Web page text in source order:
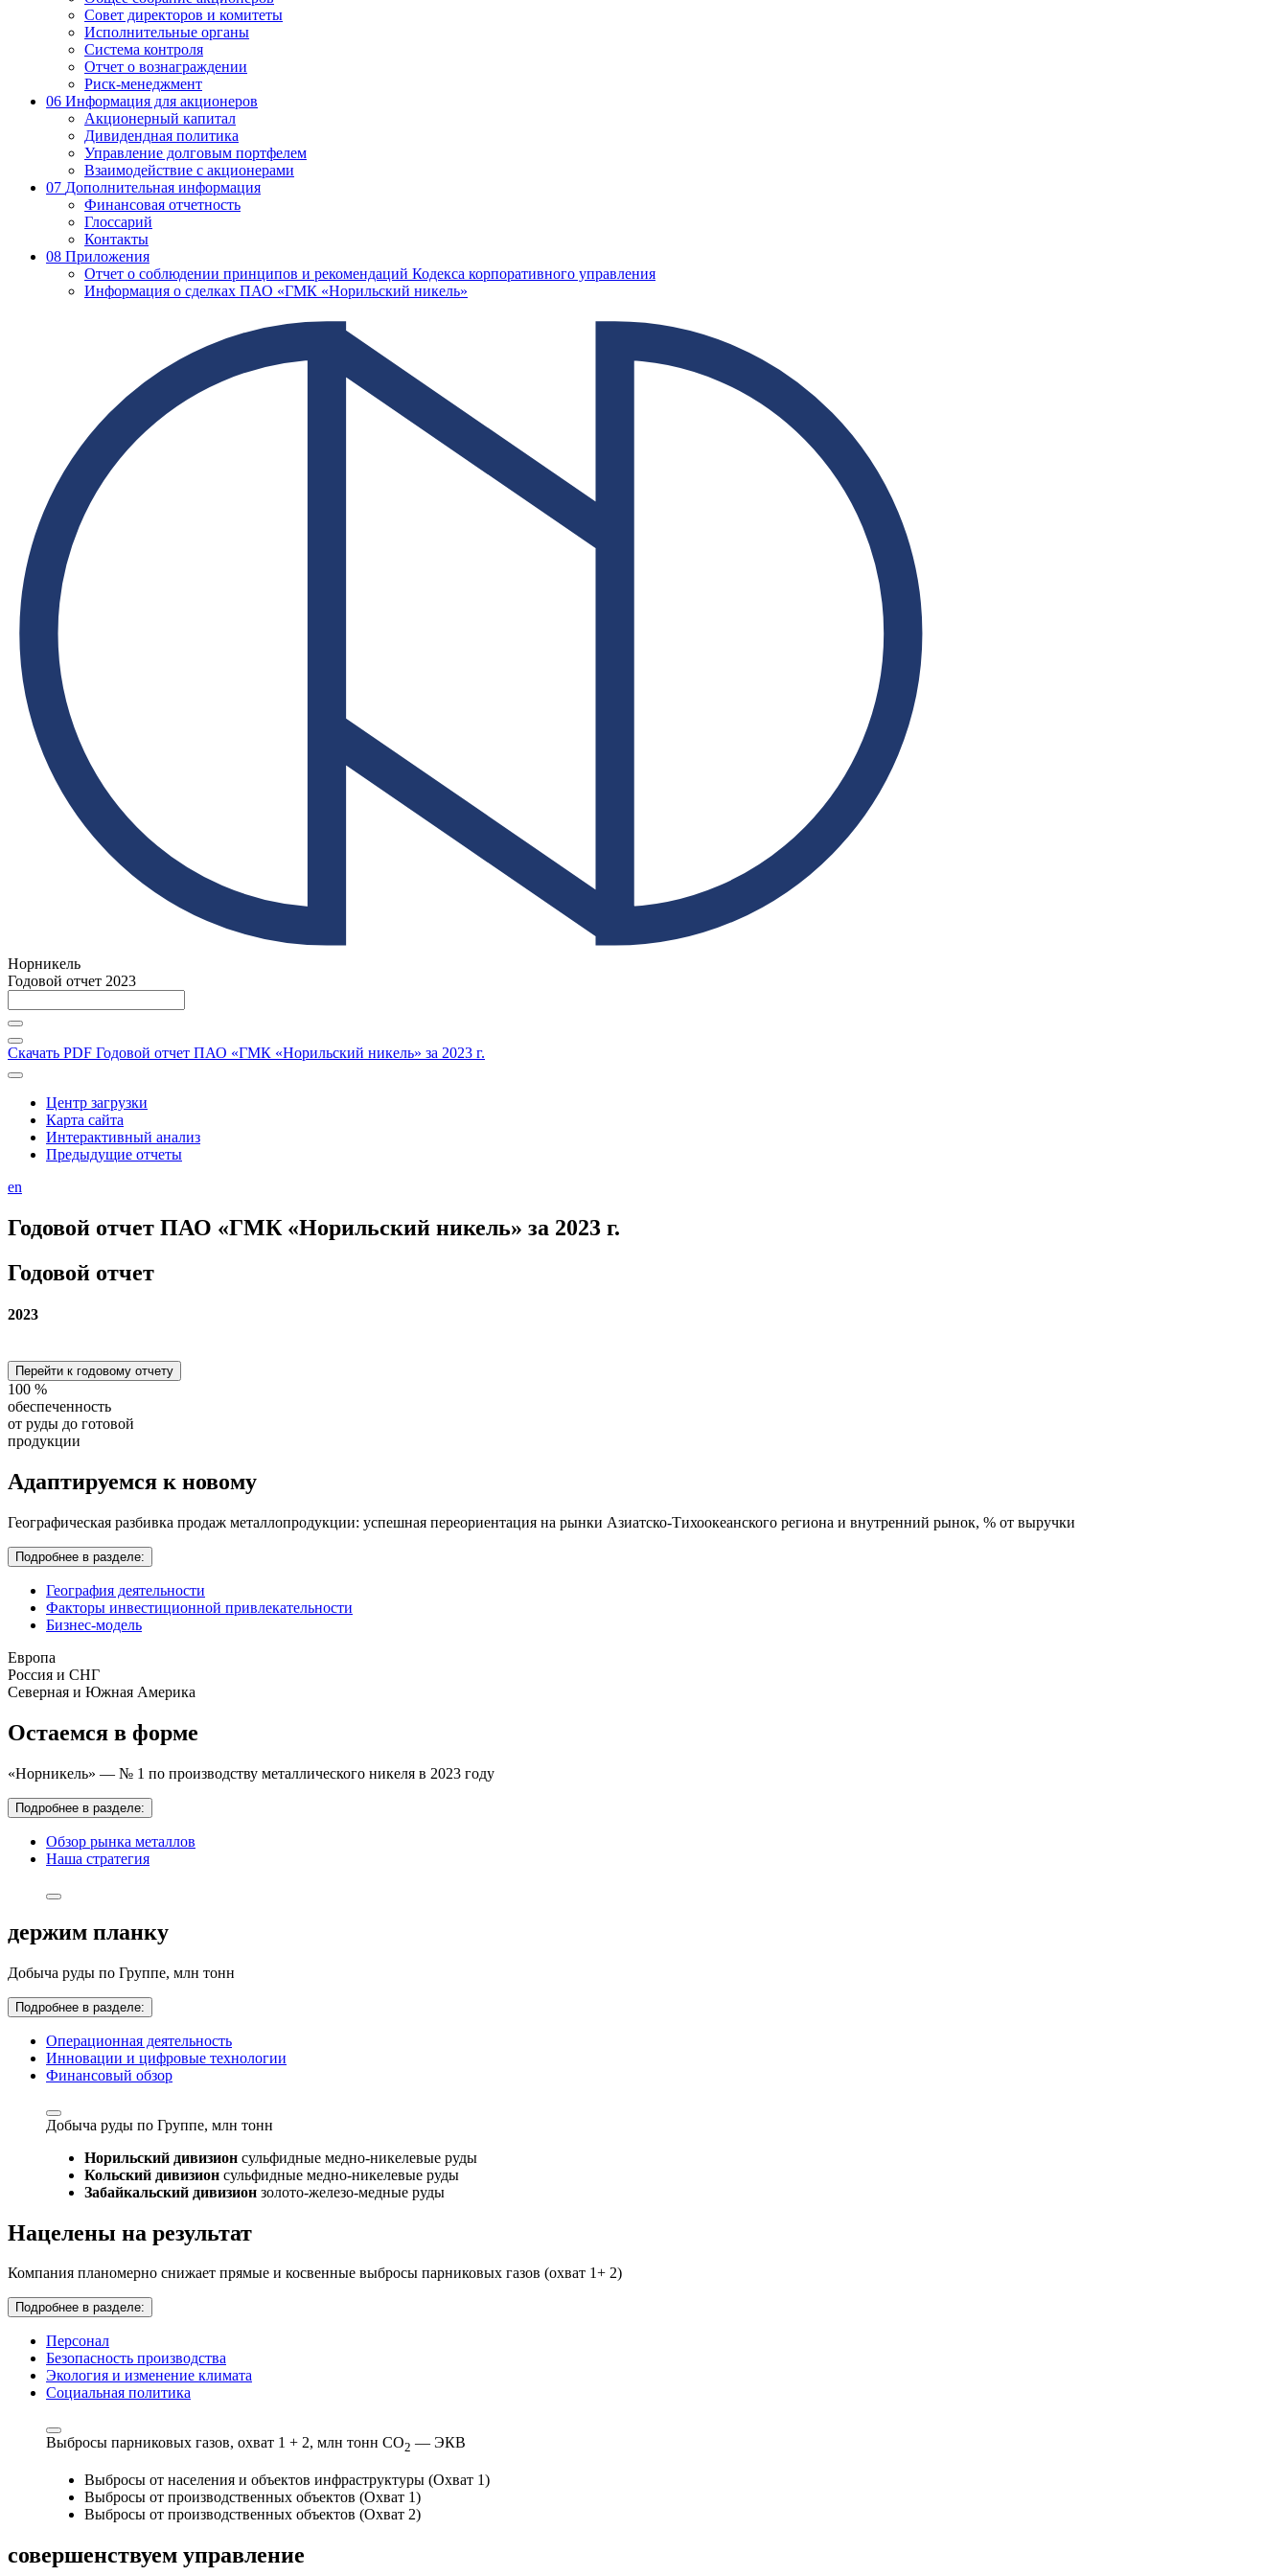
Совет директоров и комитеты
Исполнительные органы
Система контроля
Отчет о вознаграждении
Риск-менеджмент
06 Информация для акционеров
Акционерный капитал
Дивидендная политика
Управление долговым портфелем
Взаимодействие с акционерами
07 Дополнительная информация
Финансовая отчетность
Глоссарий
Контакты
08 Приложения
Отчет о соблюдении принципов и рекомендаций Кодекса корпоративного управления
Информация о сделках ПАО «ГМК «Норильский никель»
Норникель
Годовой отчет 2023
Скачать PDF Годовой отчет ПАО «ГМК «Норильский никель» за 2023 г.
Центр загрузки
Карта сайта
Интерактивный анализ
Предыдущие отчеты
en
Годовой отчет ПАО «ГМК «Норильский никель» за 2023 г.
Годовой отчет
2023
Перейти к годовому отчету
100 %
обеспеченность
от руды до готовой
продукции
Адаптируемся к новому
Географическая разбивка продаж металлопродукции: успешная переориентация на рынки Азиатско-Тихоокеанского региона и внутренний рынок, % от выручки
Подробнее в разделе:
География деятельности
Факторы инвестиционной привлекательности
Бизнес-модель
Европа
Россия и СНГ
Северная и Южная Америка
Остаемся в форме
«Норникель» — № 1 по производству металлического никеля в 2023 году
Подробнее в разделе:
Обзор рынка металлов
Наша стратегия
держим планку
Добыча руды по Группе, млн тонн
Подробнее в разделе:
Операционная деятельность
Инновации и цифровые технологии
Финансовый обзор
Добыча руды по Группе, млн тонн
Норильский дивизион сульфидные медно-никелевые руды
Кольский дивизион сульфидные медно-никелевые руды
Забайкальский дивизион золото-железо-медные руды
Нацелены на результат
Компания планомерно снижает прямые и косвенные выбросы парниковых газов (охват 1+ 2)
Подробнее в разделе:
Персонал
Безопасность производства
Экология и изменение климата
Социальная политика
Выбросы парниковых газов, охват 1 + 2, млн тонн СО2 — ЭКВ
Выбросы от населения и объектов инфраструктуры (Охват 1)
Выбросы от производственных объектов (Охват 1)
Выбросы от производственных объектов (Охват 2)
совершенствуем управление